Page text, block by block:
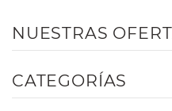
NUESTRAS
CATEGORÍAS